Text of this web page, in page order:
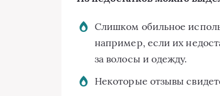
Слишком обильное
например, если их
за волосы и одежду.
Некоторые отзывы